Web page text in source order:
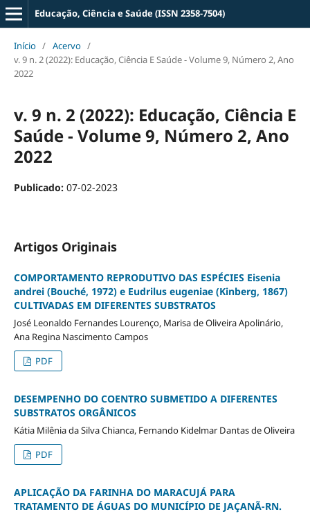
Educação, Ciência e Saúde (ISSN 2358-7504)
Início / Acervo /
v. 9 n. 2 (2022): Educação, Ciência E Saúde - Volume 9, Número 2, Ano
2022
v. 9 n. 2 (2022): Educação, Ciência E
Saúde - Volume 9, Número 2, Ano
2022
Publicado: 07-02-2023
Artigos Originais
COMPORTAMENTO REPRODUTIVO DAS ESPÉCIES Eisenia
andrei (Bouché, 1972) e Eudrilus eugeniae (Kinberg, 1867)
CULTIVADAS EM DIFERENTES SUBSTRATOS
José Leonaldo Fernandes Lourenço, Marisa de Oliveira Apolinário,
Ana Regina Nascimento Campos
PDF
DESEMPENHO DO COENTRO SUBMETIDO A DIFERENTES
SUBSTRATOS ORGÂNICOS
Kátia Milênia da Silva Chianca, Fernando Kidelmar Dantas de Oliveira
PDF
APLICAÇÃO DA FARINHA DO MARACUJÁ PARA
TRATAMENTO DE ÁGUAS DO MUNICÍPIO DE JAÇANÃ-RN.